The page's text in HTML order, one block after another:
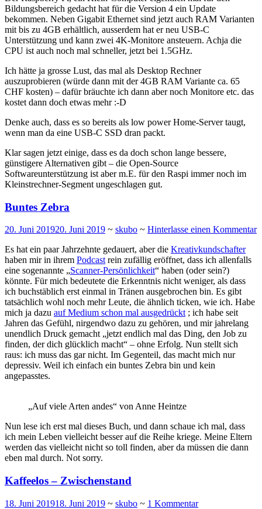
Bildungsbereich gedacht hat für die Version 4 ein Update
bekommen. Neben Gigabit Ethernet sind jetzt auch RAM Varianten
mit bis zu 4GB erhältlich, ausserdem hat er neu USB-C
Unterstützung und kann zwei 4K-Monitore ansteuern. Achja die
CPU ist auch noch mal schneller, jetzt bei 1.5GHz.
Ich hätte ja grosse Lust, das mal als Desktop Rechner
auszuprobieren (würde dann mit der 4GB RAM Variante ca. 65
CHF kosten) – dafür bräuchte ich dann aber noch Monitore etc. das
kostet dann doch etwas mehr :-D
Denke auch, dass es so bereits als low power Home-Server taugt,
wenn man da eine USB-C SSD dran packt.
Klar sagen jetzt einige, dass es da doch schon lange bessere,
günstigere Alternativen gibt – die Open-Source
Softwareunterstützung ist aber m.E. für den Raspi immer noch im
Kleinstrechner-Segment ungeschlagen gut.
Buntes Zebra
20. Juni 201920. Juni 2019 ~ skubo ~ Hinterlasse einen Kommentar
Es hat ein paar Jahrzehnte gedauert, aber die Kreativkundschafter
haben mir in ihrem Podcast rein zufällig eröffnet, dass ich allenfalls
eine sogenannte „Scanner-Persönlichkeit“ haben (oder sein?)
könnte. Für mich bedeutete die Erkenntnis nicht weniger, als dass
ich buchstäblich erst einmal in Tränen ausgebrochen bin. Es gibt
tatsächlich wohl noch mehr Leute, die ähnlich ticken, wie ich. Habe
mich ja dazu auf Medium schon mal ausgedrückt ; ich habe seit
Jahren das Gefühl, nirgendwo dazu zu gehören, und mir jahrelang
unendlich Druck gemacht „jetzt endlich mal das Ding, den Job zu
finden, der dich glücklich macht“ – ohne Erfolg. Nun stellt sich
raus: ich muss das gar nicht. Im Gegenteil, das macht mich nur
depressiv. Weil ich einfach ein buntes Zebra bin und kein
angepasstes.
„Auf viele Arten andes“ von Anne Heintze
Nun lese ich erst mal dieses Buch, und dann schaue ich mal, dass
ich mein Leben vielleicht besser auf die Reihe kriege. Meine Eltern
werden das vielleicht nicht so toll finden, aber da müssen die dann
eben mal durch. Not sorry.
Kaffeelos – Zwischenstand
18. Juni 201918. Juni 2019 ~ skubo ~ 1 Kommentar